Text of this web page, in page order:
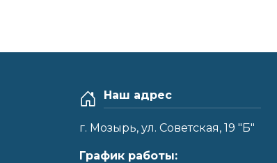
Наш адрес
г. Мозырь, ул. Советская, 19 "Б"
График работы: